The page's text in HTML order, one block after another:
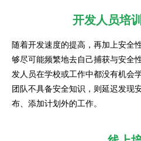
开发人员培
随着开发速度的提高，再加上安全
够尽可能频繁地去自己捕获与安全
发人员在学校或工作中都没有机会
团队不具备安全知识，则延迟发现
布、添加计划外的工作。